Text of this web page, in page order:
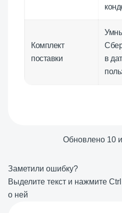
Комплект
поставки
в
Обновлено 10
Заметили ошибку?
Выделите текст и нажмите Ctrl
о ней